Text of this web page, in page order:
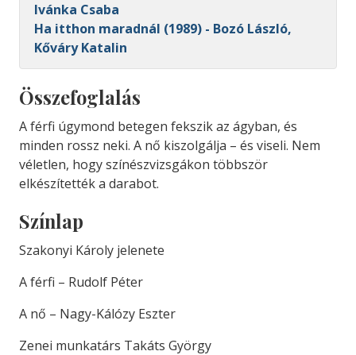
Ivánka Csaba
Ha itthon maradnál (1989) - Bozó László,
Kőváry Katalin
Összefoglalás
A férfi úgymond betegen fekszik az ágyban, és
minden rossz neki. A nő kiszolgálja – és viseli. Nem
véletlen, hogy színészvizsgákon többször
elkészítették a darabot.
Színlap
Szakonyi Károly jelenete
A férfi – Rudolf Péter
A nő – Nagy-Kálózy Eszter
Zenei munkatárs Takáts György